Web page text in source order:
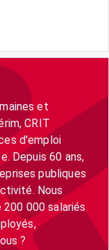
et
CRIT
d'emploi
Depuis 60 ans,
publiques
Nous
200 000 salariés
?